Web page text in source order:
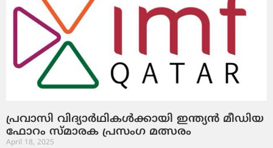
പ്രവാസി വിദ്യാർഥികൾക്കായി ഇന്ത്യൻ മീഡിയ
ഫോറം സ്മാരക പ്രസംഗ മത്സരം
April 18, 2025